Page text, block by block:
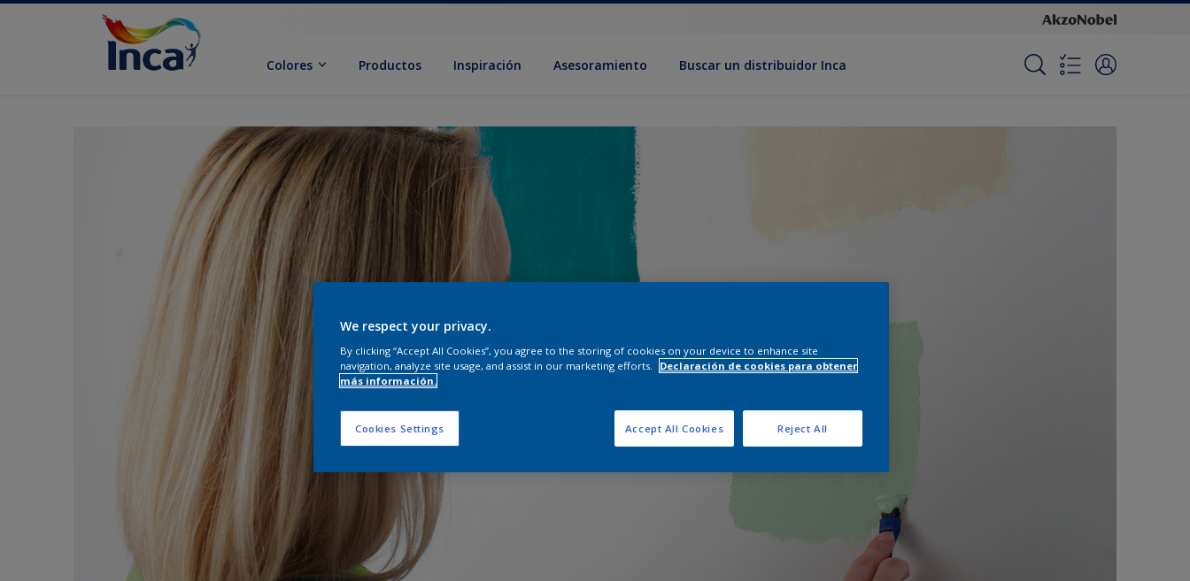
Colores Productos Inspiración Asesoramiento Buscar un distribuidor Inca
We respect your privacy.
By clicking “Accept All Cookies”, you agree to the storing of cookies on your device to enhance site
navigation, analyze site usage, and assist in our marketing efforts.
Declaración de cookies para obtener
más información.
Cookies Settings Reject All
Accept All Cookies